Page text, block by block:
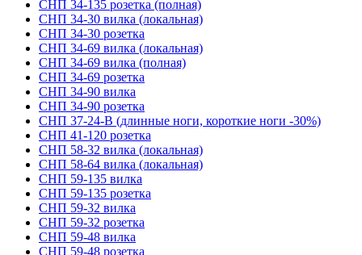
СНП 34-135 розетка (полная)
СНП 34-30 вилка (локальная)
СНП 34-30 розетка
СНП 34-69 вилка (локальная)
СНП 34-69 вилка (полная)
СНП 34-69 розетка
СНП 34-90 вилка
СНП 34-90 розетка
СНП 37-24-В (длинные ноги, короткие ноги -30%)
СНП 41-120 розетка
СНП 58-32 вилка (локальная)
СНП 58-64 вилка (локальная)
СНП 59-135 вилка
СНП 59-135 розетка
СНП 59-32 вилка
СНП 59-32 розетка
СНП 59-48 вилка
СНП 59-48 розетка